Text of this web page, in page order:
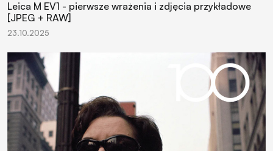
Leica M EV1 - pierwsze wrażenia i zdjęcia przykładowe
[JPEG + RAW]
23.10.2025